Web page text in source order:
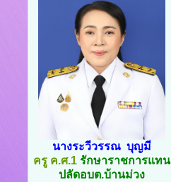
นางระวีวรรณ บุญมี
ครู ค.ศ.1 รักษาราชการแทน
ปลัดอบต.บ้านม่วง